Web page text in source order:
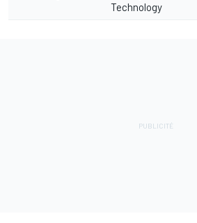
Technology